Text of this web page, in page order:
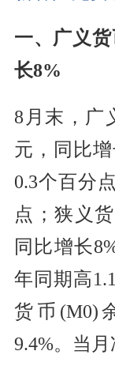
一、广义
长8%
8月末，广
元，同比
0.3个百分
点；狭义
同比增长
年同期高
货币(M0)
9.4%。当月